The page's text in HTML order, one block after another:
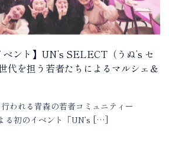
ント】UN’s SELECT（うぬ’s セ
代を担う若者たちによるマルシェ＆
われる青森の若者コミュニティー
る初のイベント「UN’s […]